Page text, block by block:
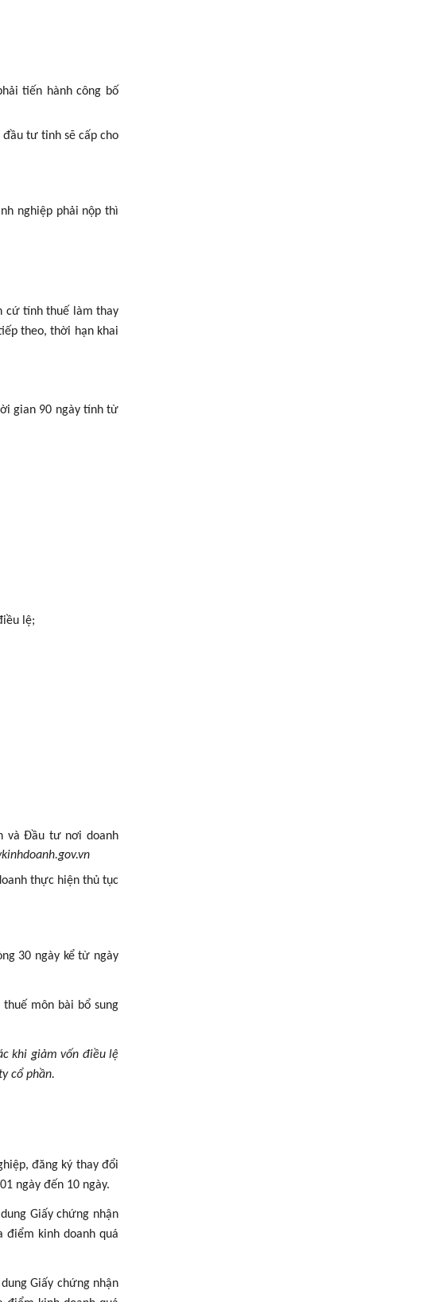
tiến hành công bố
đầu tư tỉnh sẽ cấp cho
nghiệp phải nộp thì
tính thuế làm thay
theo, thời hạn khai
gian 90 ngày tính từ
lệ;
và Đầu tư nơi doanh
thực hiện thủ tục
30 ngày kể từ ngày
môn bài bổ sung
khi giảm vốn điều lệ
cổ phần.
đăng ký thay đổi
ngày đến 10 ngày.
Giấy chứng nhận
điểm kinh doanh quá
Giấy chứng nhận